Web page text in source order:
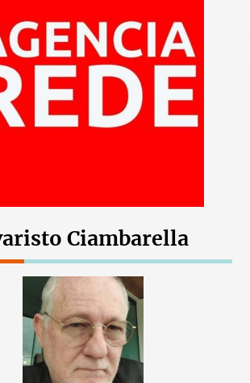
Ciambarella